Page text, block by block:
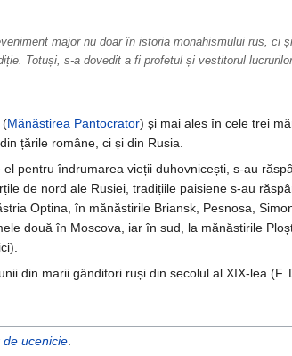
major nu doar în istoria monahismului rus,
Totuși, s-a dovedit a fi profetul și vestitorul
(Mănăstirea Pantocrator) și mai ales în cele trei
țările române, ci și din Rusia.
pentru îndrumarea vieții duhovnicești, s-au
de nord ale Rusiei, tradițiile paisiene s-au
Optina, în mănăstirile Briansk, Pesnosa,
două în Moscova, iar în sud, la mănăstirile
din marii gânditori ruși din secolul al XIX-lea (F.
de ucenicie.